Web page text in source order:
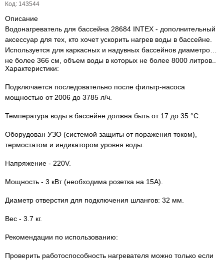
Код: 143544
Описание
Водонагреватель для бассейна 28684 INTEX - дополнительный
аксессуар для тех, кто хочет ускорить нагрев воды в бассейне.
Используется для каркасных и надувных бассейнов диаметром
не более 366 см, объем воды в которых не более 8000 литров..
Характеристики:
Подключается последовательно после фильтр-насоса
мощностью от 2006 до 3785 л/ч.
Температура воды в бассейне должна быть от 17 до 35 °C.
Оборудован УЗО (системой защиты от поражения током),
термостатом и индикатором уровня воды.
Напряжение - 220V.
Мощность - 3 кВт (необходима розетка на 15А).
Диаметр отверстия для подключения шлангов: 32 мм.
Вес - 3.7 кг.
Рекомендации по использованию:
Проверить работоспособность нагревателя можно только если